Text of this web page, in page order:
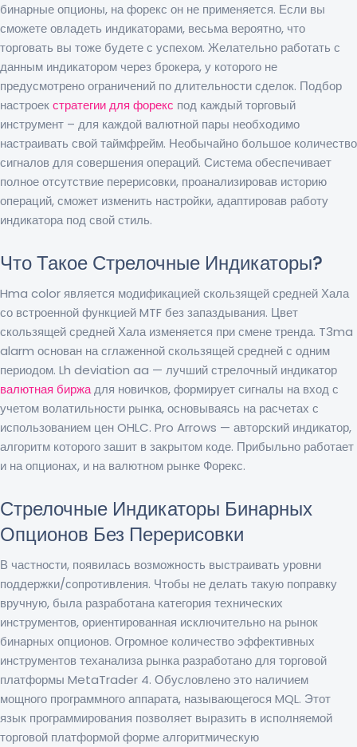
бинарные опционы, на форекс он не применяется. Если вы
сможете овладеть индикаторами, весьма вероятно, что
торговать вы тоже будете с успехом. Желательно работать с
данным индикатором через брокера, у которого не
предусмотрено ограничений по длительности сделок. Подбор
настроекстратегии для форекс под каждый торговый
инструмент – для каждой валютной пары необходимо
настраивать свой таймфрейм. Необычайно большое количество
сигналов для совершения операций. Система обеспечивает
полное отсутствие перерисовки, проанализировав историю
операций, сможет изменить настройки, адаптировав работу
индикатора под свой стиль.
Что Такое Стрелочные Индикаторы?
Hma color является модификацией скользящей средней Хала
со встроенной функцией MTF без запаздывания. Цвет
скользящей средней Хала изменяется при смене тренда. T3ma
alarm основан на сглаженной скользящей средней с одним
периодом. Lh deviation aa — лучший стрелочный индикатор
валютная биржадля новичков, формирует сигналы на вход с
учетом волатильности рынка, основываясь на расчетах с
использованием цен OHLC. Pro Arrows — авторский индикатор,
алгоритм которого зашит в закрытом коде. Прибыльно работает
и на опционах, и на валютном рынке Форекс.
Стрелочные Индикаторы Бинарных
Опционов Без Перерисовки
В частности, появилась возможность выстраивать уровни
поддержки/сопротивления. Чтобы не делать такую поправку
вручную, была разработана категория технических
инструментов, ориентированная исключительно на рынок
бинарных опционов. Огромное количество эффективных
инструментов теханализа рынка разработано для торговой
платформы MetaTrader 4. Обусловлено это наличием
мощного программного аппарата, называющегося MQL. Этот
язык программирования позволяет выразить в исполняемой
торговой платформой форме алгоритмическую